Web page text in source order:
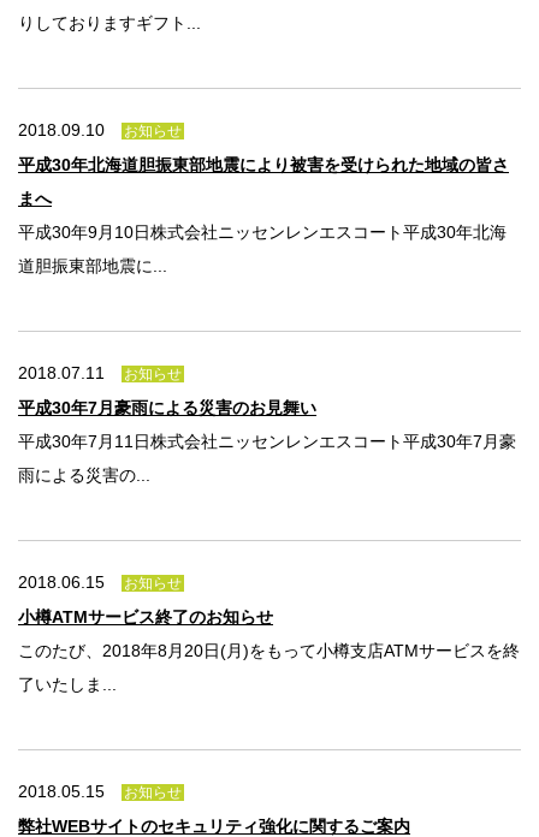
りしておりますギフト...
2018.09.10 お知らせ
平成30年北海道胆振東部地震により被害を受けられた地域の皆さ
まへ
平成30年9月10日株式会社ニッセンレンエスコート平成30年北海
道胆振東部地震に...
2018.07.11 お知らせ
平成30年7月豪雨による災害のお見舞い
平成30年7月11日株式会社ニッセンレンエスコート平成30年7月豪
雨による災害の...
2018.06.15 お知らせ
小樽ATMサービス終了のお知らせ
このたび、2018年8月20日(月)をもって小樽支店ATMサービスを終
了いたしま...
2018.05.15 お知らせ
弊社WEBサイトのセキュリティ強化に関するご案内